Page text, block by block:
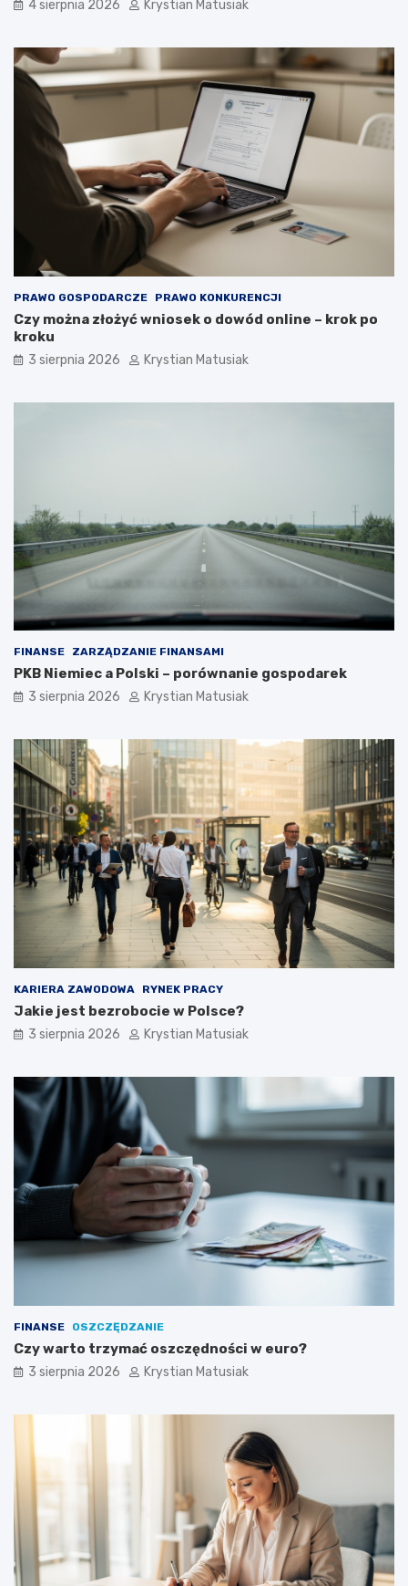
4 sierpnia 2026 Krystian Matusiak
PRAWO GOSPODARCZE PRAWO KONKURENCJI
Czy można złożyć wniosek o dowód online – krok po
kroku
3 sierpnia 2026 Krystian Matusiak
FINANSE ZARZĄDZANIE FINANSAMI
PKB Niemiec a Polski – porównanie gospodarek
3 sierpnia 2026 Krystian Matusiak
KARIERA ZAWODOWA RYNEK PRACY
Jakie jest bezrobocie w Polsce?
3 sierpnia 2026 Krystian Matusiak
FINANSE OSZCZĘDZANIE
Czy warto trzymać oszczędności w euro?
3 sierpnia 2026 Krystian Matusiak